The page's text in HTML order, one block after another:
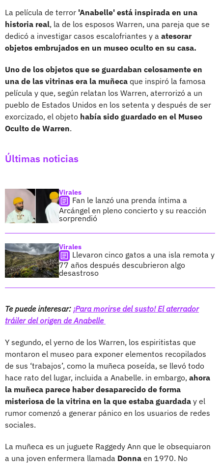
La película de terror 'Anabelle' está inspirada en una
historia real, la de los esposos Warren, una pareja que se
dedicó a investigar casos escalofriantes y a atesorar
objetos embrujados en un museo oculto en su casa.
Uno de los objetos que se guardaban celosamente en
una de las vitrinas era la muñeca que inspiró la famosa
película y que, según relatan los Warren, aterrorizó a un
pueblo de Estados Unidos en los setenta y después de ser
exorcizado, el objeto había sido guardado en el Museo
Oculto de Warren.
Últimas noticias
Virales
Fan le lanzó una prenda íntima a
Arcángel en pleno concierto y su reacción
sorprendió
Virales
Llevaron cinco gatos a una isla remota y
77 años después descubrieron algo
desastroso
Te puede interesar: ¡Para morirse del susto! El aterrador
tráiler del origen de Anabelle
Y segundo, el yerno de los Warren, los espiritistas que
montaron el museo para exponer elementos recopilados
de sus ‘trabajos’, como la muñeca poseída, se llevó todo
hace rato del lugar, incluida a Anabelle. in embargo, ahora
la muñeca parece haber desaparecido de forma
misteriosa de la vitrina en la que estaba guardada y el
rumor comenzó a generar pánico en los usuarios de redes
sociales.
La muñeca es un juguete Raggedy Ann que le obsequiaron
a una joven enfermera llamada Donna en 1970. No